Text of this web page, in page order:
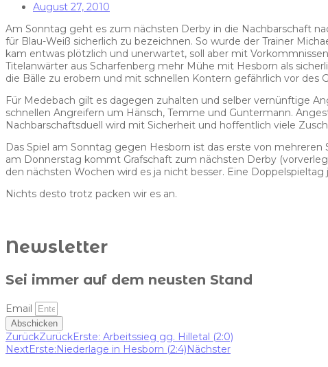
August 27, 2010
Am Sonntag geht es zum nächsten Derby in die Nachbarschaft
für Blau-Weiß sicherlich zu bezeichnen. So wurde der Trainer
kam entwas plötzlich und unerwartet, soll aber mit
Titelanwärter aus Scharfenberg mehr Mühe mit Hesborn als
die Bälle zu erobern und mit schnellen Kontern gefährlich vor des
Für Medebach gilt es dagegen zuhalten und selber vernünftige
schnellen Angreifern um Hänsch, Temme und Guntermann.
Nachbarschaftsduell wird mit Sicherheit und hoffentlich viele
Das Spiel am Sonntag gegen Hesborn ist das erste von
am Donnerstag kommt Grafschaft zum nächsten Derby
den nächsten Wochen wird es ja nicht besser. Eine Doppelspieltag
Nichts desto trotz packen wir es an.
Newsletter
Sei immer auf dem neusten Stand
Email
Abschicken
ZurückZurückErste: Arbeitssieg gg. Hilletal (2:0)
NextErste:Niederlage in Hesborn (2:4)Nächster